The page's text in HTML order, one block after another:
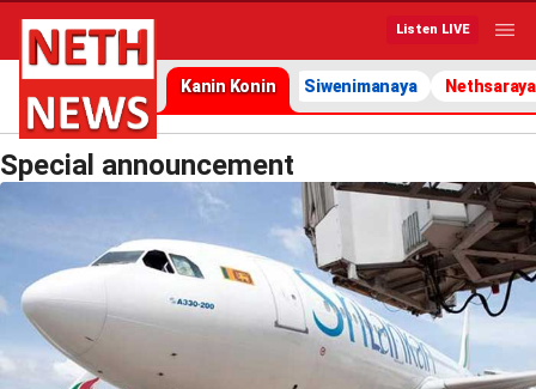
Listen LIVE
Kanin Konin Siwenimanaya Nethsaraya
Special announcement